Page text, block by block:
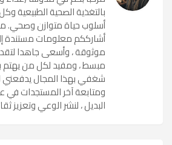
بالتغذية الصحية
أسلوب حياة متوازن وصحي.
أشارككم معلومات مستندة
موثوقة ، وأسعى جاهدا
مبسط ، ومفيد لكل من يهتم
شغفي بهذا المجال يدفعني
ومتابعة آخر المستجدات في
البديل ، لنشر الوعي وتعزيز